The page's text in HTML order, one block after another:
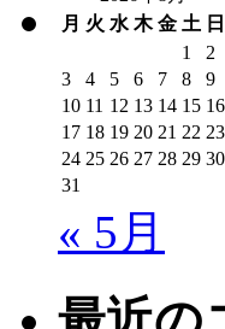
月 火 水 木 金 土 日
1
2
3
4 5 6 7 8
9
10 11 12 13 14 15 16
17 18 19 20 21 22 23
24 25 26 27 28 29 30
31
« 5月